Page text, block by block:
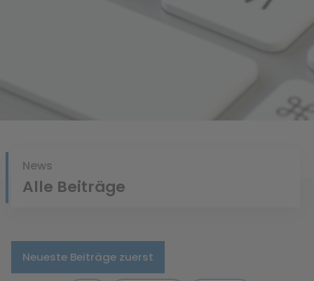
News
Alle Beiträge
Neueste Beiträge zuerst